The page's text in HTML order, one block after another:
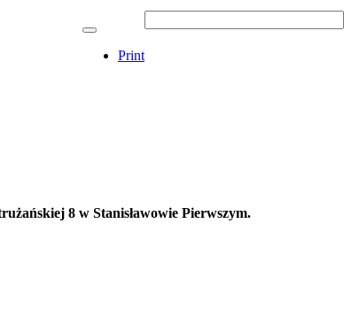
Print
8 w Stanisławowie Pierwszym.